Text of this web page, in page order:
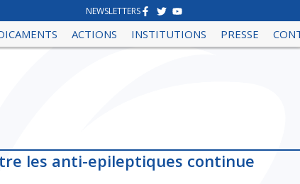
NEWSLETTERS
ACTIONS INSTITUTIONS PRESSE
les anti-epileptiques continue